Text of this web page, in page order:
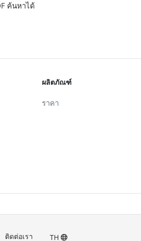
ค้นหาได้
ผลิตภัณฑ์
ราคา
ติดต่อเรา TH